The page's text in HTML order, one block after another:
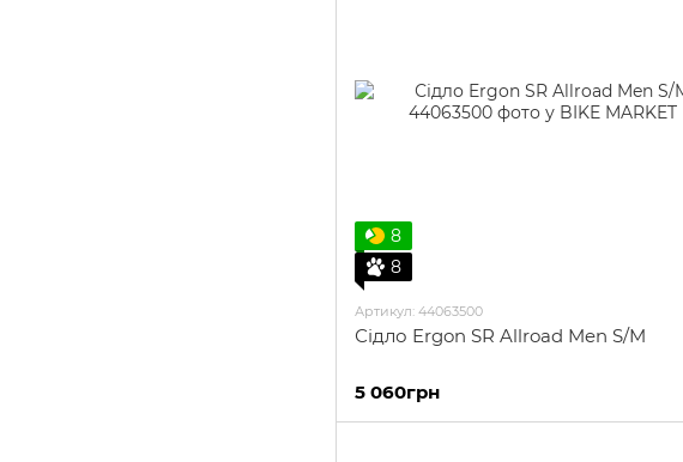
8
8
Артикул: 44063500
Сідло Ergon SR Allroad Men S/M
5 060грн